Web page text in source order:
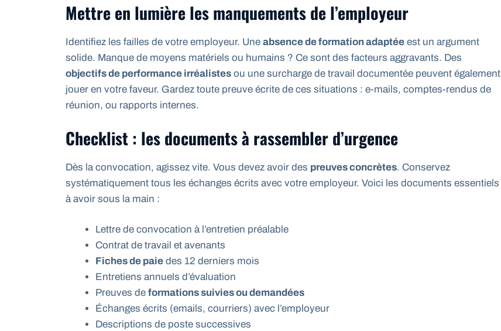
Mettre en lumière les manquements de l’employeur
Identifiez les failles de votre employeur. Une absence de formation adaptée est un argument
solide. Manque de moyens matériels ou humains ? Ce sont des facteurs aggravants. Des
objectifs de performance irréalistes ou une surcharge de travail documentée peuvent également
jouer en votre faveur. Gardez toute preuve écrite de ces situations : e-mails, comptes-rendus de
réunion, ou rapports internes.
Checklist : les documents à rassembler d’urgence
Dès la convocation, agissez vite. Vous devez avoir des preuves concrètes. Conservez
systématiquement tous les échanges écrits avec votre employeur. Voici les documents essentiels
à avoir sous la main :
Lettre de convocation à l’entretien préalable
Contrat de travail et avenants
Fiches de paie des 12 derniers mois
Entretiens annuels d’évaluation
Preuves de formations suivies ou demandées
Échanges écrits (emails, courriers) avec l’employeur
Descriptions de poste successives